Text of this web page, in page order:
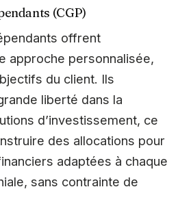
(CGP)
offrent
approche personnalisée,
du client. Ils
liberté dans la
d’investissement, ce
des allocations pour
adaptées à chaque
sans contrainte de